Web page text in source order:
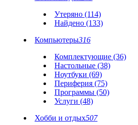
Утеряно (114)
Найдено (133)
Компьютеры316
Комплектующие (36)
Настольные (38)
Ноутбуки (69)
Периферия (75)
Программы (50)
Услуги (48)
Хобби и отдых507